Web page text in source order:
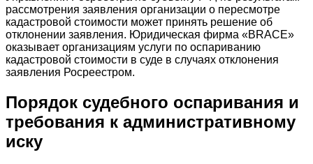
рассмотрения заявления организации о пересмотре
кадастровой стоимости может принять решение об
отклонении заявления. Юридическая фирма «BRACE»
оказывает организациям услуги по оспариванию
кадастровой стоимости в суде в случаях отклонения
заявления Росреестром.
Порядок судебного оспаривания и
требования к административному
иску